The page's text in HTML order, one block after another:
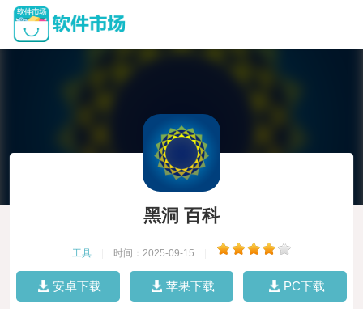
黑洞 百科
工具 时间：2025-09-15
安卓下载 苹果下载 PC下载